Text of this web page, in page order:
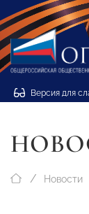
Версия для
Новости